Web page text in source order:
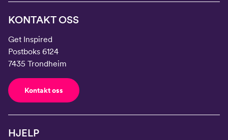
KONTAKT OSS
Get Inspired
Postboks 6124
7435 Trondheim
Kontakt oss
HJELP